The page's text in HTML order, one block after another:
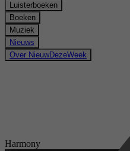
Luisterboeken
Boeken
Muziek
Nieuws
Over NieuwDezeWeek
Harmony